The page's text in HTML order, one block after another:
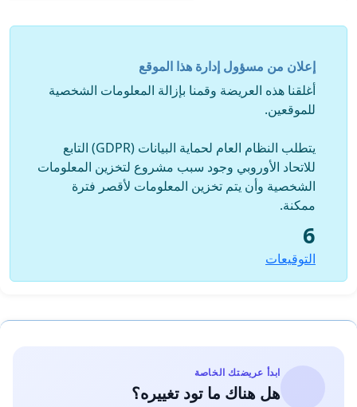
إعلان من مسؤول إدارة هذا الموقع
أغلقنا هذه العريضة وقمنا بإزالة المعلومات الشخصية
للموقعين.
يتطلب النظام العام لحماية البيانات (GDPR) التابع
للاتحاد الأوروبي وجود سبب مشروع لتخزين المعلومات
الشخصية وأن يتم تخزين المعلومات لأقصر فترة
ممكنة.
6
التوقيعات
ابدأ عريضتك الخاصة
هل هناك ما تود تغييره؟